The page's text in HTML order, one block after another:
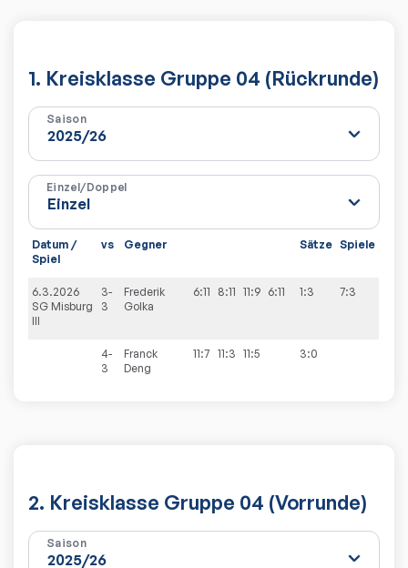
1. Kreisklasse Gruppe 04 (Rückrunde)
Saison
Einzel/Doppel
Datum /
Spiel
vs Gegner Sätze Spiele
6.3.2026
SG Misburg
III
3-
3
Frederik
Golka
6:11 8:11 11:9 6:11 1:3 7:3
4-
3
Franck
Deng
11:7 11:3 11:5 3:0
2. Kreisklasse Gruppe 04 (Vorrunde)
Saison